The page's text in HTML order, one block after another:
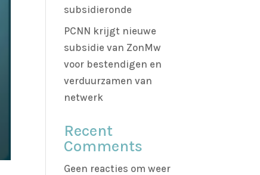
subsidieronde
PCNN krijgt nieuwe
subsidie van ZonMw
voor bestendigen en
verduurzamen van
netwerk
Recent
Comments
Geen reacties om weer